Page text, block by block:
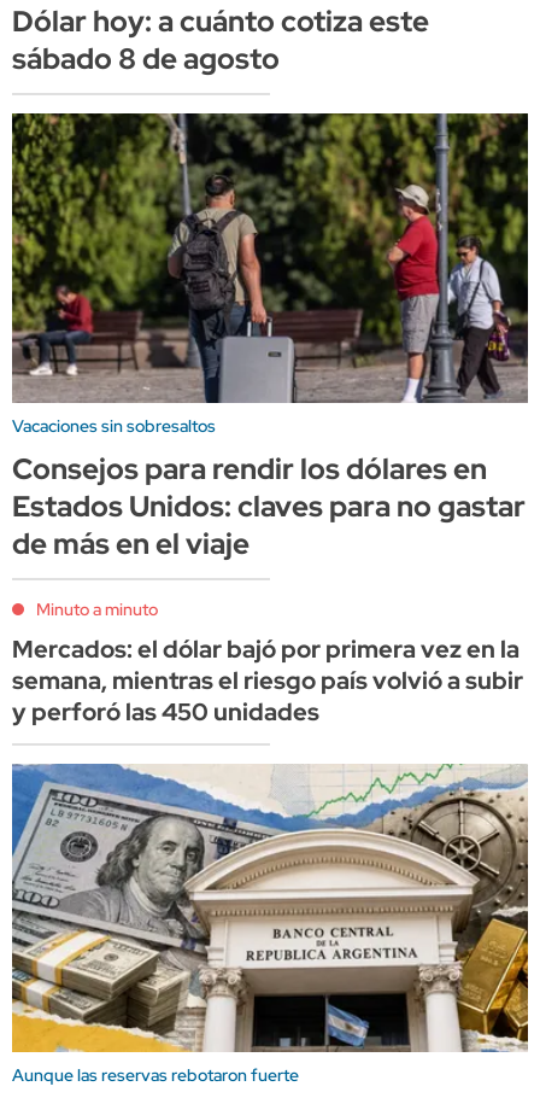
Dólar hoy: a cuánto cotiza este
sábado 8 de agosto
Vacaciones sin sobresaltos
Consejos para rendir los dólares en
Estados Unidos: claves para no gastar
de más en el viaje
Minuto a minuto
Mercados: el dólar bajó por primera vez en la
semana, mientras el riesgo país volvió a subir
y perforó las 450 unidades
Aunque las reservas rebotaron fuerte